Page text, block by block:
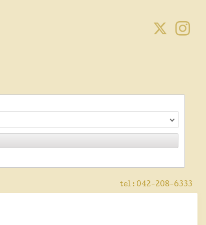
tel : 042-208-6333